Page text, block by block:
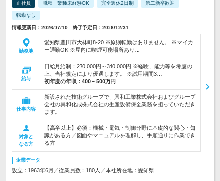
正社員 職種・業種未経験OK 完全週休2日制 第二新卒歓迎
転勤なし
情報更新日：2026/07/10 終了予定日：2026/12/31
勤務地
愛知県豊田市大林町8-20 ※原則転勤はありません。 ※マイカ
ー通勤OK ※屋内に喫煙可能場所あり…
給与
日給月給制：270,000円～340,000円 ※経験、能力等を考慮の
上、当社規定により優遇します。 ※試用期間3…
初年度の年収： 400～500万円
仕事内容
新設された技術グループで、興和工業株式会社およびグループ
会社の興和化成株式会社の生産設備保全業務を担っていただき
ます。
対象と
なる方
【高卒以上】必須：機械・電気・制御分野に基礎的な関心・知
識がある方／図面やマニュアルを理解し、手順通りに作業でき
る方
企業データ
設立：1963年6月／従業員数：180人／本社所在地：愛知県